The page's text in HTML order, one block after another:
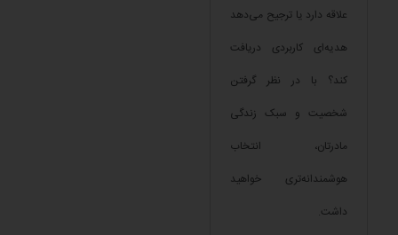
علاقه دارد یا ترجیح می‌دهد
هدیه‌ای کاربردی دریافت
کند؟ با در نظر گرفتن
شخصیت و سبک زندگی
مادرتان، انتخاب
هوشمندانه‌تری خواهید
داشت.